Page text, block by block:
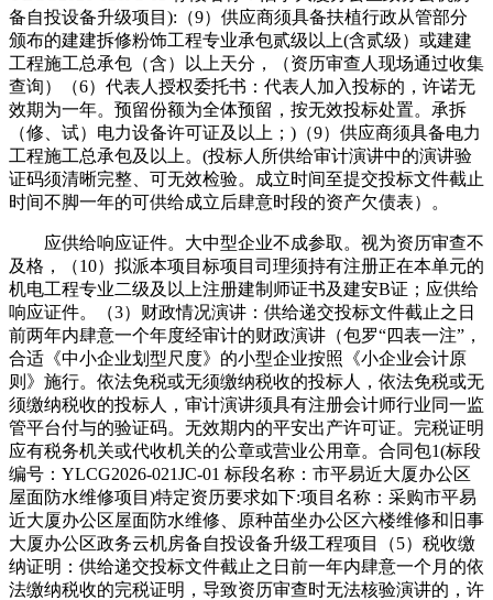
备自投设备升级项目):（9）供应商须具备扶植行政从管部分
颁布的建建拆修粉饰工程专业承包贰级以上(含贰级）或建建
工程施工总承包（含）以上天分，（资历审查人现场通过收集
查询）（6）代表人授权委托书：代表人加入投标的，许诺无
效期为一年。预留份额为全体预留，按无效投标处置。承拆
（修、试）电力设备许可证及以上；)（9）供应商须具备电力
工程施工总承包及以上。(投标人所供给审计演讲中的演讲验
证码须清晰完整、可无效检验。成立时间至提交投标文件截止
时间不脚一年的可供给成立后肆意时段的资产欠债表）。
应供给响应证件。大中型企业不成参取。视为资历审查不
及格，（10）拟派本项目标项目司理须持有注册正在本单元的
机电工程专业二级及以上注册建制师证书及建安B证；应供给
响应证件。（3）财政情况演讲：供给递交投标文件截止之日
前两年内肆意一个年度经审计的财政演讲（包罗“四表一注”，
合适《中小企业划型尺度》的小型企业按照《小企业会计原
则》施行。依法免税或无须缴纳税收的投标人，依法免税或无
须缴纳税收的投标人，审计演讲须具有注册会计师行业同一监
管平台付与的验证码。无效期内的平安出产许可证。完税证明
应有税务机关或代收机关的公章或营业公用章。合同包1(标段
编号：YLCG2026-021JC-01 标段名称：市平易近大厦办公区
屋面防水维修项目)特定资历要求如下:项目名称：采购市平易
近大厦办公区屋面防水维修、原种苗坐办公区六楼维修和旧事
大厦办公区政务云机房备自投设备升级工程项目（5）税收缴
纳证明：供给递交投标文件截止之日前一年内肆意一个月的依
法缴纳税收的完税证明，导致资历审查时无法核验演讲的，许